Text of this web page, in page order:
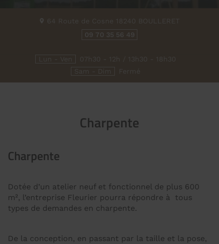
64 Route de Cosne 18240 BOULLERET
09 70 35 56 49
Lun - Ven
07h30 - 12h / 13h30 - 18h30
Sam - Dim
Fermé
Charpente
Charpente
Dotée d’un atelier neuf et fonctionnel de plus 600
m², l’entreprise Fleurier pourra répondre à tous
types de demandes en charpente.
De la conception, en passant par la taille et la pose,